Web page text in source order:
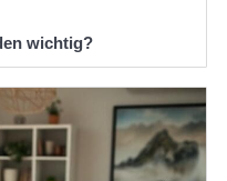
wichtig?